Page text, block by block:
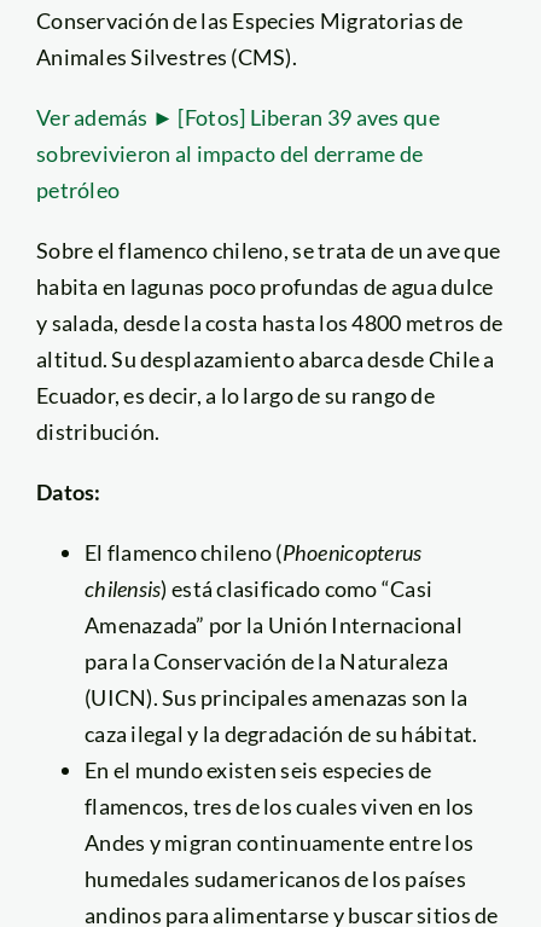
Conservación de las Especies Migratorias de
Animales Silvestres (CMS).
Ver además ► [Fotos] Liberan 39 aves que
sobrevivieron al impacto del derrame de
petróleo
Sobre el flamenco chileno, se trata de un ave que
habita en lagunas poco profundas de agua dulce
y salada, desde la costa hasta los 4800 metros de
altitud. Su desplazamiento abarca desde Chile a
Ecuador, es decir, a lo largo de su rango de
distribución.
Datos:
El flamenco chileno (Phoenicopterus
chilensis) está clasificado como “Casi
Amenazada” por la Unión Internacional
para la Conservación de la Naturaleza
(UICN). Sus principales amenazas son la
caza ilegal y la degradación de su hábitat.
En el mundo existen seis especies de
flamencos, tres de los cuales viven en los
Andes y migran continuamente entre los
humedales sudamericanos de los países
andinos para alimentarse y buscar sitios de